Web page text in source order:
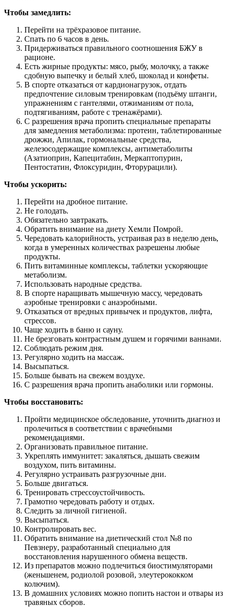
Чтобы замедлить:
Перейти на трёхразовое питание.
Спать по 6 часов в день.
Придерживаться правильного соотношения БЖУ в
рационе.
Есть жирные продукты: мясо, рыбу, молочку, а также
сдобную выпечку и белый хлеб, шоколад и конфеты.
В спорте отказаться от кардионагрузок, отдать
предпочтение силовым тренировкам (подъёму штанги,
упражнениям с гантелями, отжиманиям от пола,
подтягиваниям, работе с тренажёрами).
С разрешения врача пропить специальные препараты
для замедления метаболизма: протеин, таблетированные
дрожжи, Апилак, гормональные средства,
железосодержащие комплексы, антиметаболиты
(Азатиоприн, Капецитабин, Меркаптопурин,
Пентостатин, Флоксуридин, Фторурацили).
Чтобы ускорить:
Перейти на дробное питание.
Не голодать.
Обязательно завтракать.
Обратить внимание на диету Хемли Помрой.
Чередовать калорийность, устраивая раз в неделю день,
когда в умеренных количествах разрешены любые
продукты.
Пить витаминные комплексы, таблетки ускоряющие
метаболизм.
Использовать народные средства.
В спорте наращивать мышечную массу, чередовать
аэробные тренировки с анаэробными.
Отказаться от вредных привычек и продуктов, лифта,
стрессов.
Чаще ходить в баню и сауну.
Не брезговать контрастным душем и горячими ваннами.
Соблюдать режим дня.
Регулярно ходить на массаж.
Высыпаться.
Больше бывать на свежем воздухе.
С разрешения врача пропить анаболики или гормоны.
Чтобы восстановить:
Пройти медицинское обследование, уточнить диагноз и
пролечиться в соответствии с врачебными
рекомендациями.
Организовать правильное питание.
Укреплять иммунитет: закаляться, дышать свежим
воздухом, пить витамины.
Регулярно устраивать разгрузочные дни.
Больше двигаться.
Тренировать стрессоустойчивость.
Грамотно чередовать работу и отдых.
Следить за личной гигиеной.
Высыпаться.
Контролировать вес.
Обратить внимание на диетический стол №8 по
Певзнеру, разработанный специально для
восстановления нарушенного обмена веществ.
Из препаратов можно подлечиться биостимуляторами
(женьшенем, родиолой розовой, элеутерококком
колючим).
В домашних условиях можно попить настои и отвары из
травяных сборов.